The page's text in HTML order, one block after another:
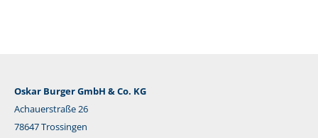
Oskar Burger GmbH & Co. KG
Achauerstraße 26
78647 Trossingen